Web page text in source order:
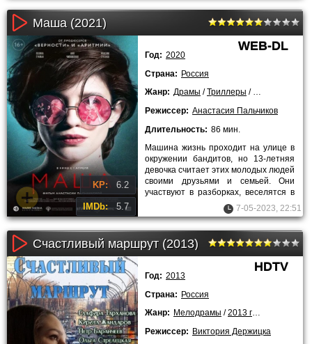
Маша (2021)
KP: 6.2
IMDb: 5.7
WEB-DL
Год: 2020
Страна: Россия
Жанр: Драмы /Триллеры / 2021 года
Режиссер: Анастасия Пальчиков
Длительность: 86 мин.
Машина жизнь проходит на улице в
окружении бандитов, но 13-летняя
девочка считает этих молодых людей
своими друзьями и семьей. Они
участвуют в разборках, веселятся в
7-05-2023, 22:51
Счастливый маршрут (2013)
HDTV
Год: 2013
Страна: Россия
Жанр: Мелодрамы /2013 года
Режиссер: Виктория Держицка